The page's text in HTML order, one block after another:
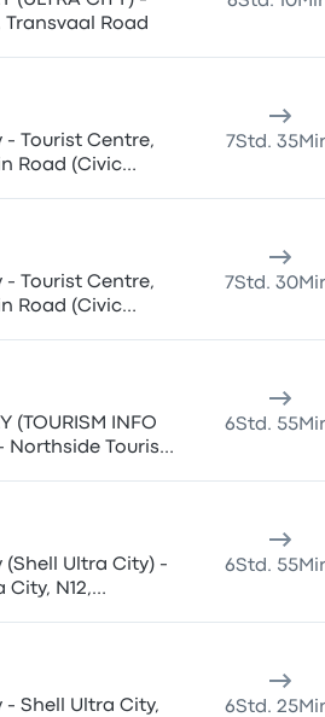
Transvaal Road
- Tourist Centre,
Road (Civic
7Std.
- Tourist Centre,
Road (Civic
7Std.
(TOURISM INFO
Northside Tourism
6Std.
(Shell Ultra City) -
City, N12,
6Std.
- Shell Ultra City,
6Std.